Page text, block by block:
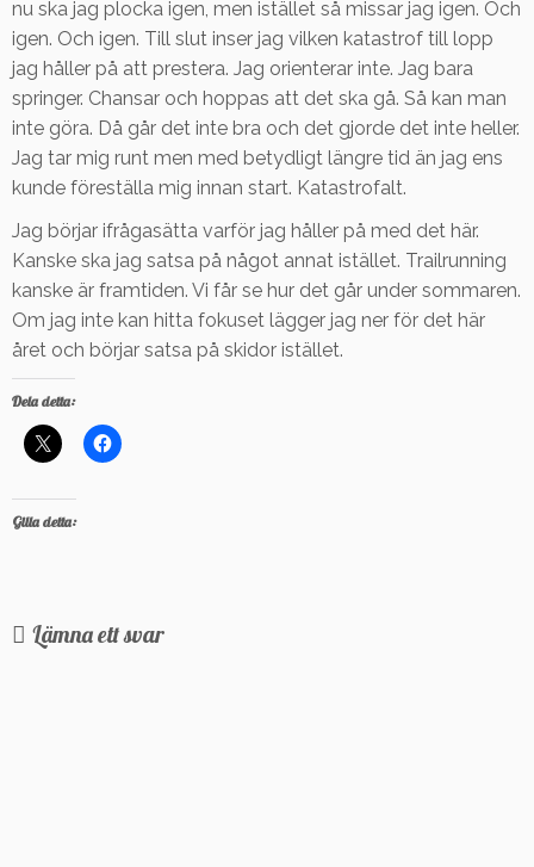
nu ska jag plocka igen, men istället så missar jag igen. Och
igen. Och igen. Till slut inser jag vilken katastrof till lopp
jag håller på att prestera. Jag orienterar inte. Jag bara
springer. Chansar och hoppas att det ska gå. Så kan man
inte göra. Då går det inte bra och det gjorde det inte heller.
Jag tar mig runt men med betydligt längre tid än jag ens
kunde föreställa mig innan start. Katastrofalt.
Jag börjar ifrågasätta varför jag håller på med det här.
Kanske ska jag satsa på något annat istället. Trailrunning
kanske är framtiden. Vi får se hur det går under sommaren.
Om jag inte kan hitta fokuset lägger jag ner för det här
året och börjar satsa på skidor istället.
Dela detta:
Gilla detta:
Lämna ett svar